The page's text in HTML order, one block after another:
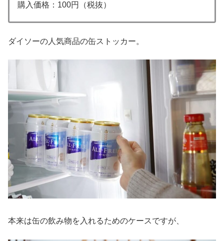
購入価格：100円（税抜）
ダイソーの人気商品の缶ストッカー。
本来は缶の飲み物を入れるためのケースですが、